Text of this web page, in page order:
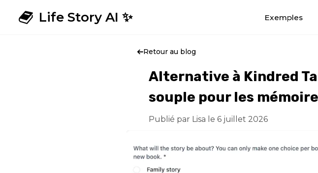
Life Story AI ✨ Exemples
Retour au blog
Alternative à Kindred
souple pour les
Publié par Lisa le 6 juillet 2026